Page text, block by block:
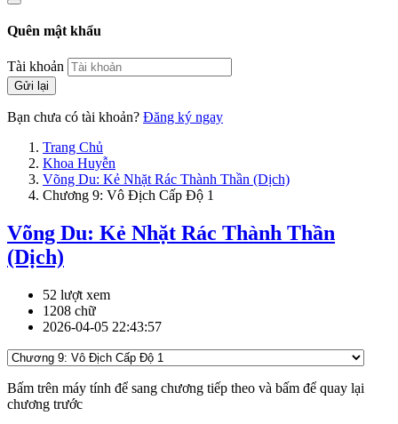
Quên mật khẩu
Tài khoản
Gửi lại
Bạn chưa có tài khoản? Đăng ký ngay
Trang Chủ
Khoa Huyễn
Võng Du: Kẻ Nhặt Rác Thành Thần (Dịch)
Chương 9: Vô Địch Cấp Độ 1
Võng Du: Kẻ Nhặt Rác Thành Thần
(Dịch)
52 lượt xem
1208 chữ
2026-04-05 22:43:57
Bấm trên máy tính để sang chương tiếp theo và bấm để quay lại
chương trước